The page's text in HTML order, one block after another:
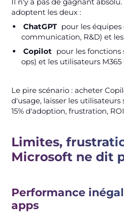
Il n'y a pas de gagnant
adoptent les deux :
ChatGPT pour les
communication, R&D) et
Copilot pour les fonctions
ops) et les utilisateurs M365
Le pire scénario : acheter
d'usage, laisser les
15% d'adoption, frustration,
Limites,
Microsoft ne dit
Performance
apps